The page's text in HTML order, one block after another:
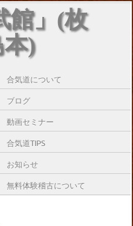
館」(枚
)
合気道について
ブログ
動画セミナー
合気道TIPS
お知らせ
無料体験稽古について